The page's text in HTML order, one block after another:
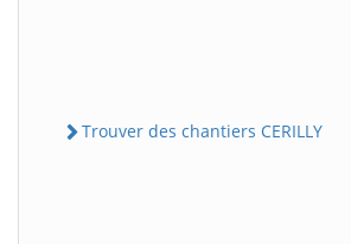
Trouver des chantiers CERILLY